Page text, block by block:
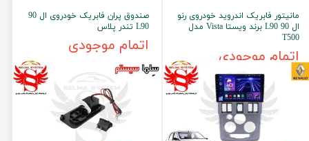
مانیتور فابریک اندروید خودروی رنو
ال 90 L90 برند ویستا Vista مدل
T500
اتمام موجودی
صندوق پران فابریک خودروی ال 90
L90 تندر پلاس
اتمام موجودی